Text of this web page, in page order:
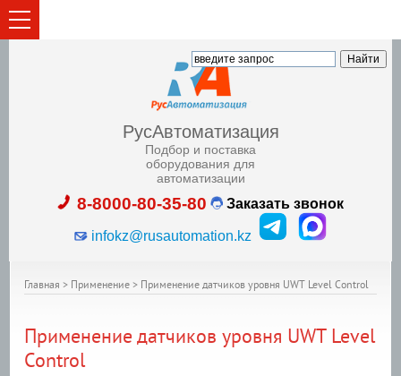
РусАвтоматизация
Подбор и поставка
оборудования для
автоматизации
8-8000-80-35-80 Заказать звонок
infokz@rusautomation.kz
Главная > Применение > Применение датчиков уровня UWT Level Control
Применение датчиков уровня UWT Level
Control